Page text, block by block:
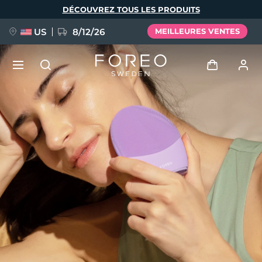
DÉCOUVREZ TOUS LES PRODUITS
US 8/12/26 MEILLEURES VENTES
Profil de l'utilisateur
Mes appareils
Mes commandes
Mes adresses
Mes abonnements
NOUVEAU
FAQ™ Pure Beauty-Tech Elixir
BREAKING NEWS
issa™ Teeth Whitening Set
Langue
English Deutsch
Español
Français
Italiano
Português
Svenska
Русский
Türkçe
简体中文 繁體中文